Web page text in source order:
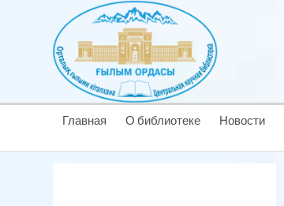
Главная О библиотеке Новости